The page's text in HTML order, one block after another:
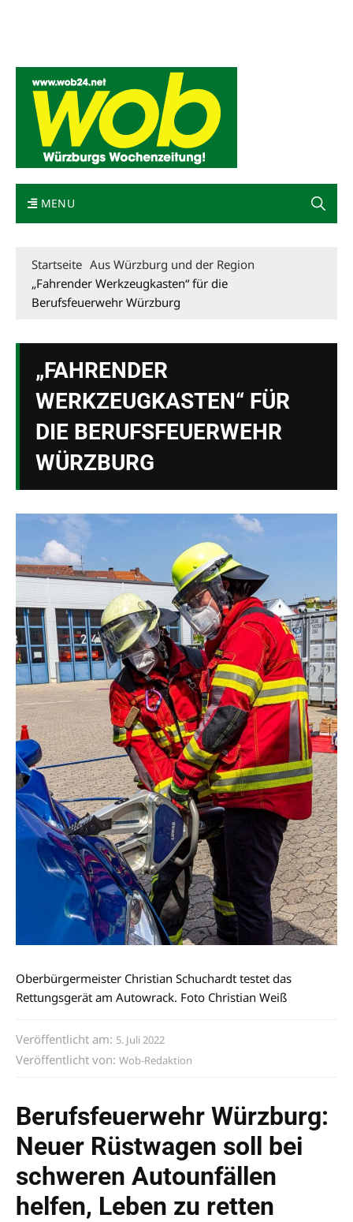
MENU
Startseite Aus Würzburg und der Region
„Fahrender Werkzeugkasten“ für die
Berufsfeuerwehr Würzburg
„FAHRENDER
WERKZEUGKASTEN“ FÜR
DIE BERUFSFEUERWEHR
WÜRZBURG
Oberbürgermeister Christian Schuchardt testet das
Rettungsgerät am Autowrack. Foto Christian Weiß
Veröffentlicht am: 5. Juli 2022
Veröffentlicht von: Wob-Redaktion
Berufsfeuerwehr Würzburg:
Neuer Rüstwagen soll bei
schweren Autounfällen
helfen, Leben zu retten